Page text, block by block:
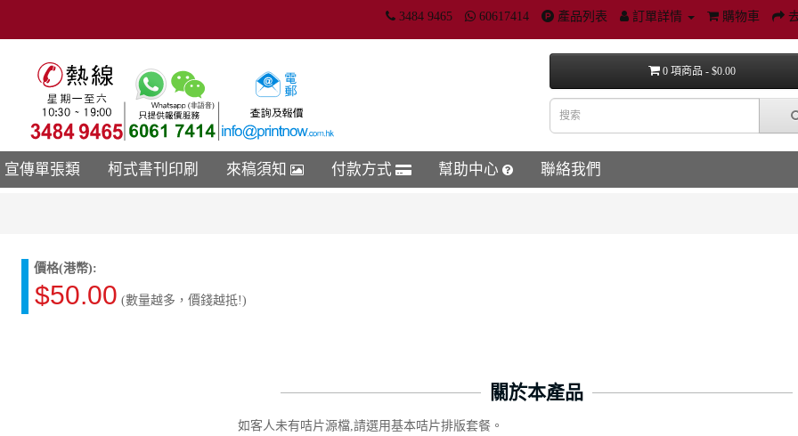
3484 9465 60617414 產品列表 訂單詳情 購物車
0 項商品 - $0.00
宣傳單張類 柯式書刊印刷 來稿須知 付款方式 幫助中心 聯絡我們
價格(港幣):
$50.00 (數量越多，價錢越抵!)
關於本產品
如客人未有咭片源檔,請選用基本咭片排版套餐。